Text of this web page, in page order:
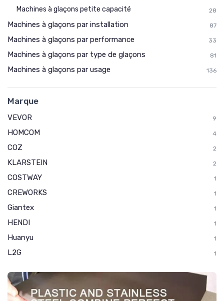
Machines à glaçons petite capacité 28
Machines à glaçons par installation 87
Machines à glaçons par performance 33
Machines à glaçons par type de glaçons 81
Machines à glaçons par usage 136
Marque
VEVOR 9
HOMCOM 4
COZ 2
KLARSTEIN 2
COSTWAY 1
CREWORKS 1
Giantex 1
HENDI 1
Huanyu 1
L2G 1